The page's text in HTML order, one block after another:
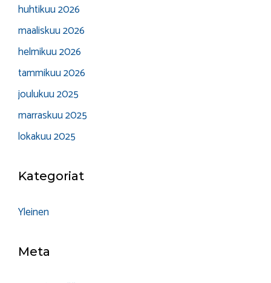
huhtikuu 2026
maaliskuu 2026
helmikuu 2026
tammikuu 2026
joulukuu 2025
marraskuu 2025
lokakuu 2025
Kategoriat
Yleinen
Meta